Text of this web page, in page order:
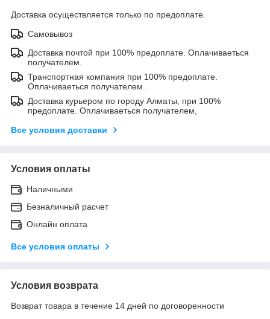
Доставка осуществляется только по предоплате.
Самовывоз
Доставка почтой при 100% предоплате. Оплачиваеться
получателем.
Транспортная компания при 100% предоплате.
Оплачиваеться получателем.
Доставка курьером по городу Алматы, при 100%
предоплате. Оплачиваеться получателем,
Все условия доставки
Условия оплаты
Наличными
Безналичный расчет
Онлайн оплата
Все условия оплаты
Условия возврата
Возврат товара в течение 14 дней по договоренности